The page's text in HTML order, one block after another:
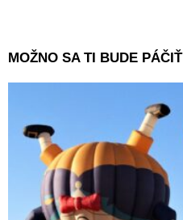
MOŽNO SA TI BUDE PÁČIŤ